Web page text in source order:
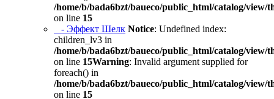
/home/b/bada6bzt/baueco/public_html/catalog/view/
on line 15
- Эффект Шелк Notice: Undefined index:
children_lv3 in
/home/b/bada6bzt/baueco/public_html/catalog/view/
on line 15Warning: Invalid argument supplied for
foreach() in
/home/b/bada6bzt/baueco/public_html/catalog/view/
on line 15